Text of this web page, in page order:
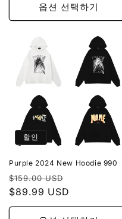
옵션 선택하기
할인
Purple 2024 New Hoodie 990
정
가
$159.00 USD
가
$89.99 USD